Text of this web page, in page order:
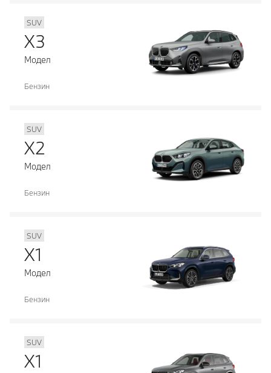
SUV
X3
Модел
Бензин
SUV
X2
Модел
Бензин
SUV
X1
Модел
Бензин
SUV
X1